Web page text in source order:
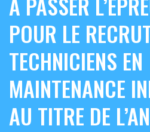
POUR LE
TECHNICIENS EN
MAINTENANCE
AU TITRE DE